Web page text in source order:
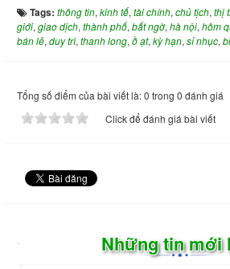
Tags: thông tin, kinh tế, tài chính, chủ tịch, thị
giới, giao dịch, thành phố, bất ngờ, hà nội, hôm
bán lẻ, duy trì, thanh long, ồ ạt, kỳ hạn, sỉ nhục,
Tổng số điểm của bài viết là: 0 trong 0 đánh giá
Click để đánh giá bài viết
Những tin mới